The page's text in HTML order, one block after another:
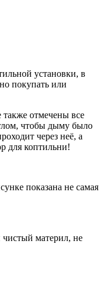
установки, в
покупать или
также отмечены все
чтобы дыму было
через неё, а
для коптильни!
показана не самая
чистый материл, не